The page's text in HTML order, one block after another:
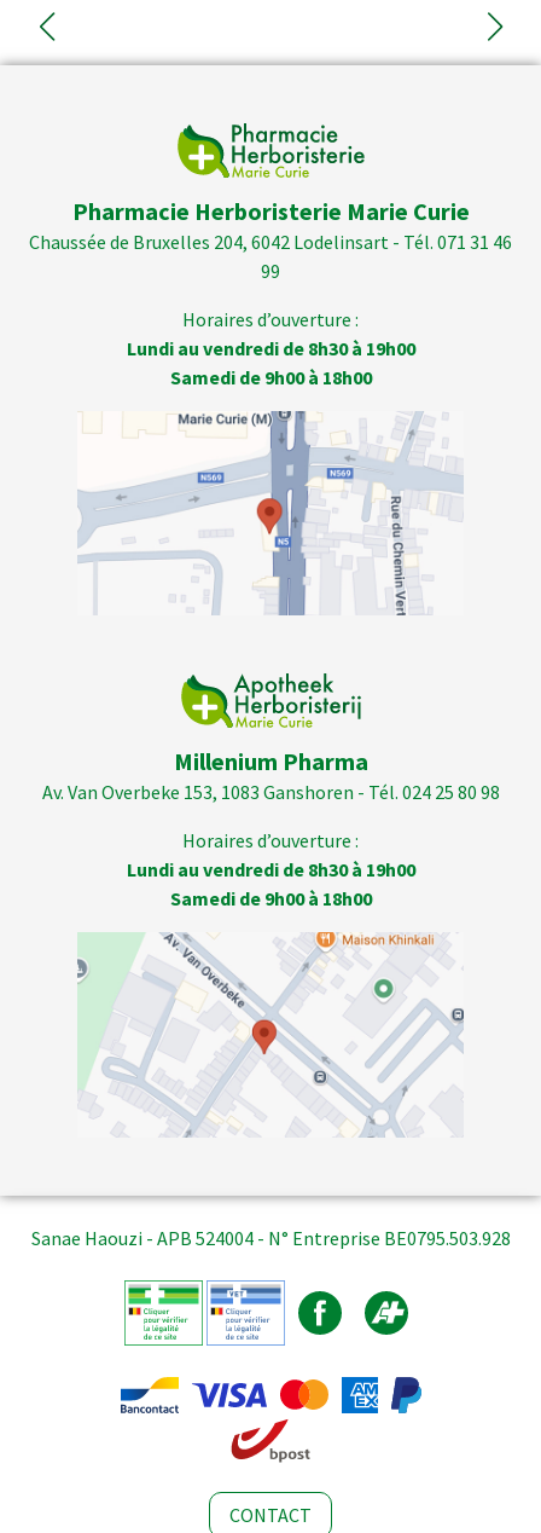
Pharmacie Herboristerie Marie Curie
Chaussée de Bruxelles 204, 6042 Lodelinsart - Tél. 071 31 46
99
Horaires d’ouverture :
Lundi au vendredi de 8h30 à 19h00
Samedi de 9h00 à 18h00
Millenium Pharma
Av. Van Overbeke 153, 1083 Ganshoren - Tél. 024 25 80 98
Horaires d’ouverture :
Lundi au vendredi de 8h30 à 19h00
Samedi de 9h00 à 18h00
Sanae Haouzi - APB 524004 - N° Entreprise BE0795.503.928
CONTACT